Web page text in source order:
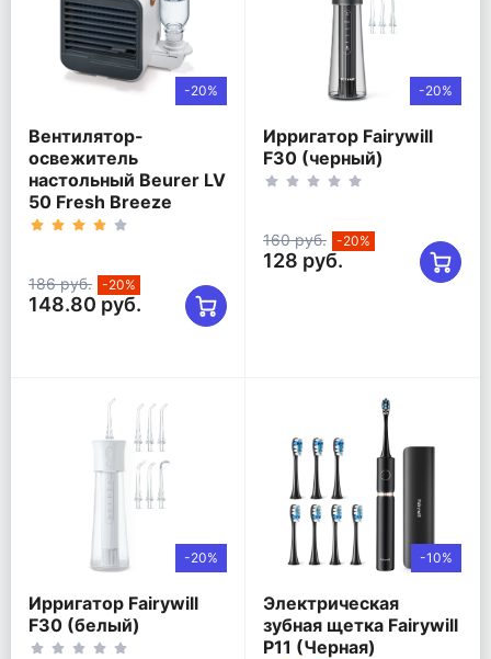
-20%
Вентилятор-
освежитель
настольный Beurer LV
50 Fresh Breeze
186 руб. -20%
148.80 руб.
-20%
Ирригатор Fairywill
F30 (черный)
160 руб. -20%
128 руб.
-20%
Ирригатор Fairywill
F30 (белый)
-10%
Электрическая
зубная щетка Fairywill
P11 (Черная)